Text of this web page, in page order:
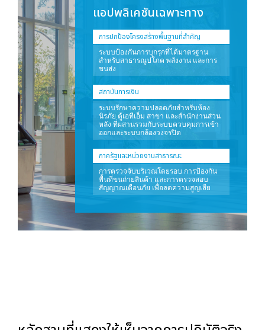
แอปพลิเคชันเฉพาะทาง
การปกป้องโครงสร้างพื้นฐานที่สำคัญ
ระบบป้องกันการบุกรุกที่ได้มาตรฐาน
สำหรับสาธารณูปโภค พลังงาน และการ
ขนส่ง
สถาบันการเงิน
ระบบรักษาความปลอดภัยสำหรับห้อง
นิรภัย ตู้เอทีเอ็ม สาขา และสำนักงานส่วน
หลัง ที่ผสานรวมกับระบบควบคุมการเข้า
ออกและระบบกล้องวงจรปิด
ภาครัฐและหน่วยงานสาธารณะ
การตรวจจับบริเวณโดยรอบ การป้องกัน
พื้นที่ขนถ่ายสินค้า และการตรวจสอบ
สัญญาณเตือนภัย เพื่อลดความสูญเสีย